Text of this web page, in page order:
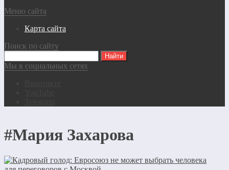
Меню сайта
Карта сайта
Поиск по сайту
Мы в социальных сетях
#Мария Захарова